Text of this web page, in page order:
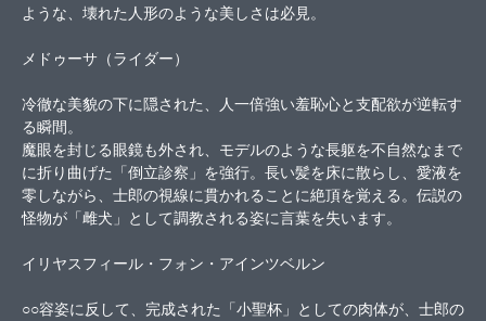
ような、壊れた人形のような美しさは必見。
メドゥーサ（ライダー）
冷徹な美貌の下に隠された、人一倍強い羞恥心と支配欲が逆転す
る瞬間。
魔眼を封じる眼鏡も外され、モデルのような長躯を不自然なまで
に折り曲げた「倒立診察」を強行。長い髪を床に散らし、愛液を
零しながら、士郎の視線に貫かれることに絶頂を覚える。伝説の
怪物が「雌犬」として調教される姿に言葉を失います。
イリヤスフィール・フォン・アインツベルン
○○容姿に反して、完成された「小聖杯」としての肉体が、士郎の